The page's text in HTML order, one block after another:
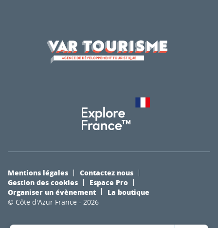
© Côte d'Azur France - 2026
Mentions légales
Contactez nous
Gestion des cookies
Espace Pro
Organiser un évènement
La boutique